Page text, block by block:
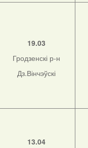
19.03
Гродзенскі р-н
Дз.Вінчэўскі
13.04